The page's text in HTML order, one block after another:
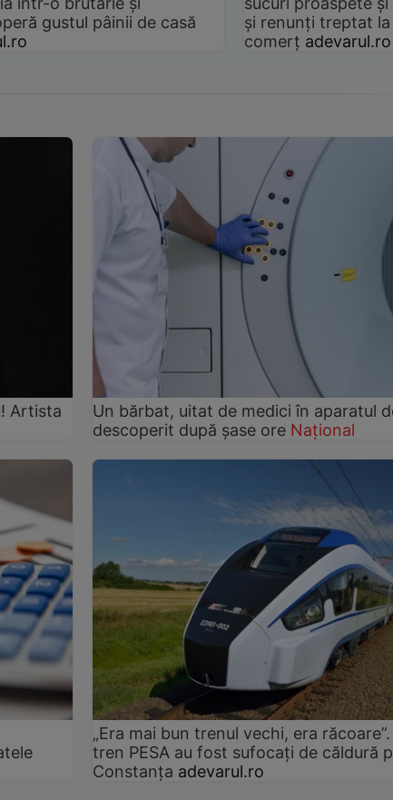
gustul pâinii de casă
și renunți treptat
comerț adevarul.ro
Artista
Un bărbat, uitat de medici în aparatul
descoperit după șase ore Național
„Era mai bun trenul vechi, era
tren PESA au fost sufocați de căldură
Constanța adevarul.ro